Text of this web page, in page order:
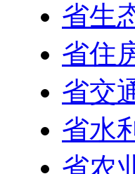
省生
省住
省交
省水
省农